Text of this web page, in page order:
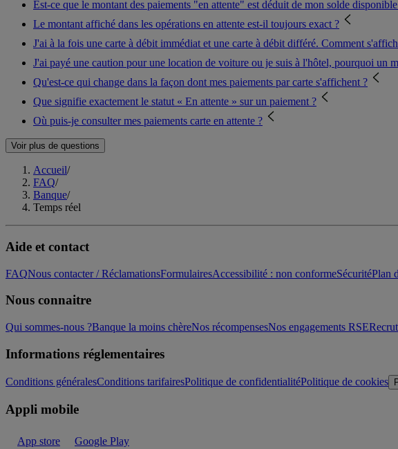
Est-ce que le montant des paiements "en attente" est déduit de mon solde
Le montant affiché dans les opérations en attente est-il toujours exact ?
J'ai à la fois une carte à débit immédiat et une carte à débit différé. Comment
J'ai payé une caution pour une location de voiture ou je suis à l'hôtel, pourquoi un
Qu'est-ce qui change dans la façon dont mes paiements par carte s'affichent ?
Que signifie exactement le statut « En attente » sur un paiement ?
Où puis-je consulter mes paiements carte en attente ?
Voir plus de questions
Accueil/
FAQ/
Banque/
Temps réel
Aide et contact
FAQNous contacter / RéclamationsFormulairesAccessibilité : non conformeSécuritéPlan
Nous connaitre
Qui sommes-nous ?Banque la moins chèreNos récompensesNos engagements RSE
Informations réglementaires
Conditions généralesConditions tarifairesPolitique de confidentialitéPolitique de cookies
Appli mobile
App store Google Play